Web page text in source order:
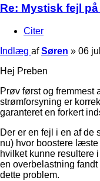
Re: Mystisk fejl på
Citer
Indlæg afSøren » 06
Hej Preben
Prøv først og fremmest
strømforsyning er
garanteret en forkert
Der er en fejl i en af de
nu) hvor boostere
hvilket kunne resultere
en overbelastning
dette problem.